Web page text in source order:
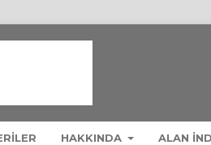
HAKKINDA ALAN